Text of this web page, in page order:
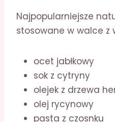
Najpopularniejsze
stosowane w walce z
ocet jabłkowy
sok z cytryny
olejek z drzewa
olej rycynowy
pasta z czosnku